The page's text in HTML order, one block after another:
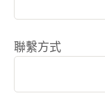
聯繫方式